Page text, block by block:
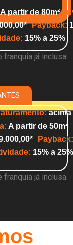
A partir de 80m²
Payback:
15% a 25%
franquia já inclusa.
acima
A partir de 50m²
Payback:
15% a 25%
franquia já inclusa.